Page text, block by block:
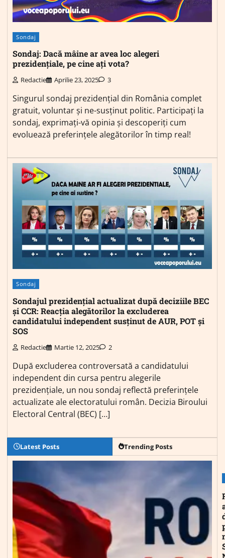
Sondaj
Sondaj: Dacă mâine ar avea loc alegeri
prezidențiale, pe cine ați vota?
Redactie Aprilie 23, 2025 3
Singurul sondaj prezidențial din România complet
gratuit, voluntar și ne-susținut politic. Participați la
sondaj, exprimați-vă opinia și descoperiți cum
evoluează preferințele alegătorilor în timp real!
Sondaj
Sondajul prezidențial actualizat după deciziile BEC
și CCR: Reacția alegătorilor la excluderea
candidatului independent susținut de AUR, POT și
SOS
Redactie Martie 12, 2025 2
După excluderea controversată a candidatului
independent din cursa pentru alegerile
prezidențiale, un nou sondaj reflectă preferințele
actualizate ale electoratului român. Decizia Biroului
Electoral Central (BEC) […]
Latest Posts Trending Posts